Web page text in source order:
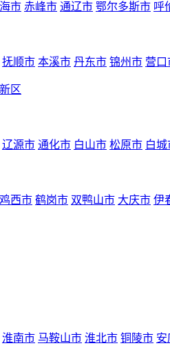
市 赤峰市 通辽市 鄂尔多斯市 呼
抚顺市 本溪市 丹东市 锦州市 营口
区
辽源市 通化市 白山市 松原市 白城
鸡西市 鹤岗市 双鸭山市 大庆市 伊
淮南市 马鞍山市 淮北市 铜陵市 安